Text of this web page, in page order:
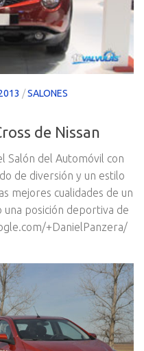
/SALONES
de Nissan
Salón del Automóvil con
de diversión y un estilo
mejores cualidades de un
posición deportiva de
+DanielPanzera/